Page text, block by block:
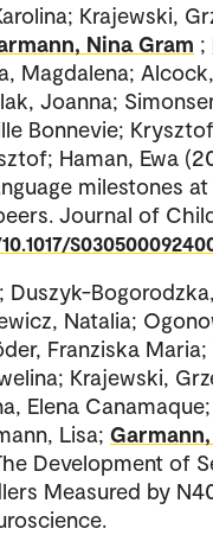
Krajewski,
Nina Gram ;
Magdalena;
Joanna;
Bonnevie;
Haman, Ewa
milestones
Journal of
Duszyk-
Natalia;
Franziska Maria;
Krajewski,
Elena
Lisa;
Development of
Measured by